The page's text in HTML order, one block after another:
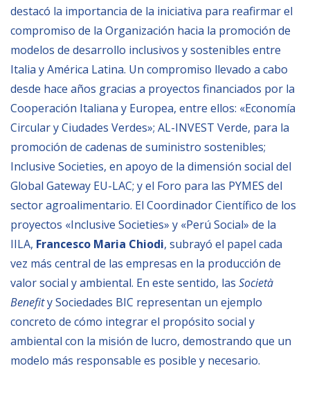
Fotos
Vídeos
Audios
BIBLIOTECA
Biblioteca
Publicaciones
OPORTUNIDADES
Convocatorias
Becas
Alta Formación
Para las empresas
Registro de proveedores
destacó la importancia de la iniciativa para reafirmar el
compromiso de la Organización hacia la promoción de
modelos de desarrollo inclusivos y sostenibles entre
Italia y América Latina. Un compromiso llevado a cabo
desde hace años gracias a proyectos financiados por la
Cooperación Italiana y Europea, entre ellos: «Economía
Circular y Ciudades Verdes»; AL-INVEST Verde, para la
promoción de cadenas de suministro sostenibles;
Inclusive Societies, en apoyo de la dimensión social del
Global Gateway EU-LAC; y el Foro para las PYMES del
sector agroalimentario. El Coordinador Científico de los
proyectos «Inclusive Societies» y «Perú Social» de la
IILA, Francesco Maria Chiodi, subrayó el papel cada
vez más central de las empresas en la producción de
valor social y ambiental. En este sentido, las Società
Benefity Sociedades BIC representan un ejemplo
concreto de cómo integrar el propósito social y
ambiental con la misión de lucro, demostrando que un
modelo más responsable es posible y necesario.